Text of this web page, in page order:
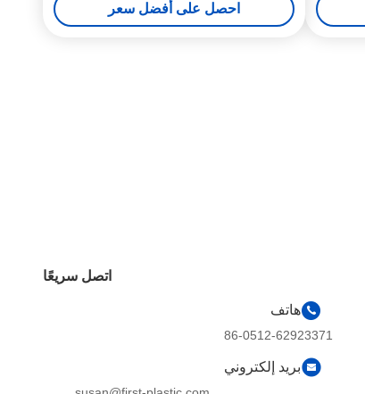
احصل على أفضل سعر
اتصل سريعًا
هاتف
86-0512-62923371
بريد إلكتروني